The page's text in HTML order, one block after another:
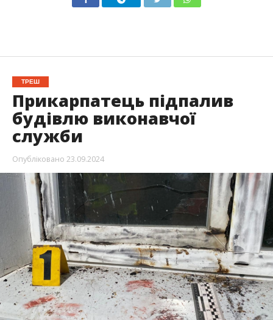
ТРЕШ
Прикарпатець підпалив
будівлю виконавчої
служби
Опубліковано 23.09.2024